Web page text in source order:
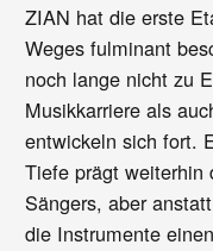
ZIAN hat die erste
Weges fulminant
noch lange nicht zu
Musikkarriere als
entwickeln sich fort.
Tiefe prägt weiterhin
Sängers, aber
die Instrumente